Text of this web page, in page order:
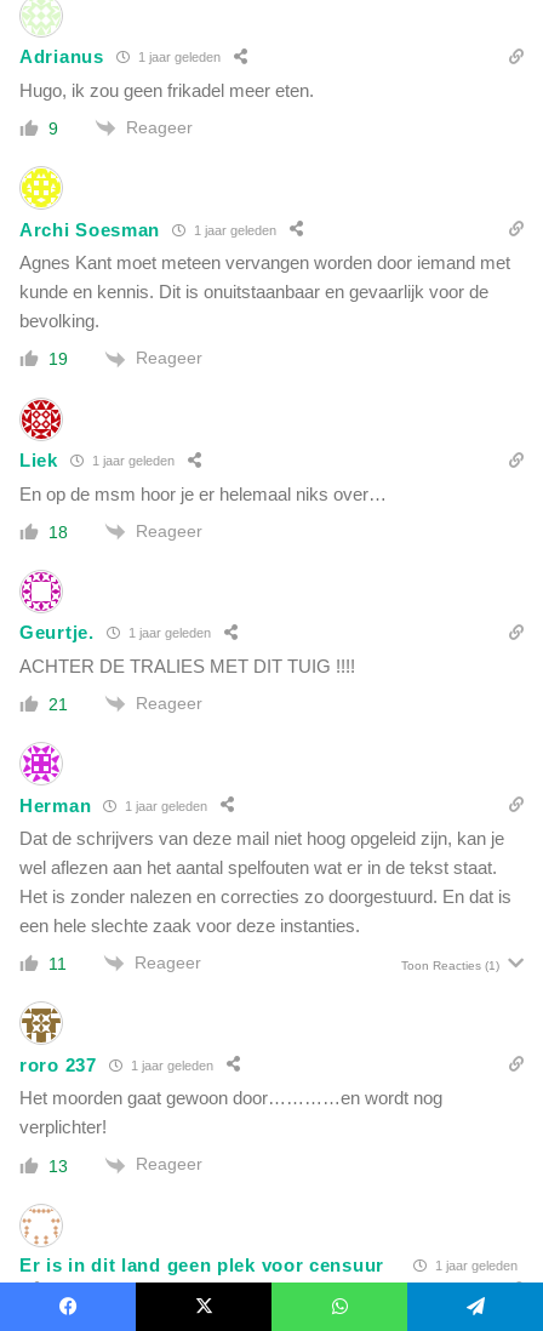
Adrianus 1 jaar geleden
Hugo, ik zou geen frikadel meer eten.
9 Reageer
Archi Soesman 1 jaar geleden
Agnes Kant moet meteen vervangen worden door iemand met
kunde en kennis. Dit is onuitstaanbaar en gevaarlijk voor de
bevolking.
19 Reageer
Liek 1 jaar geleden
En op de msm hoor je er helemaal niks over…
18 Reageer
Geurtje. 1 jaar geleden
ACHTER DE TRALIES MET DIT TUIG !!!!
21 Reageer
Herman 1 jaar geleden
Dat de schrijvers van deze mail niet hoog opgeleid zijn, kan je
wel aflezen aan het aantal spelfouten wat er in de tekst staat.
Het is zonder nalezen en correcties zo doorgestuurd. En dat is
een hele slechte zaak voor deze instanties.
11 Reageer Toon Reacties (1)
roro 237 1 jaar geleden
Het moorden gaat gewoon door…………en wordt nog
verplichter!
13 Reageer
Er is in dit land geen plek voor censuur 1 jaar geleden